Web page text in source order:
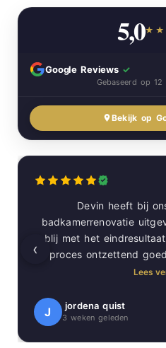
5,0
Google Reviews ✓
Gebaseerd op 12
Bekijk op
Devin heeft bij
badkamerrenovatie
blij met het
proces ontzettend
prachtig in verstekLees
J jordena quist
3 weken geleden
‹